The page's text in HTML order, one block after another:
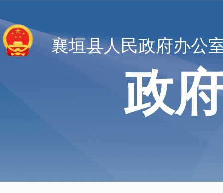
襄垣县人民政府办公
政